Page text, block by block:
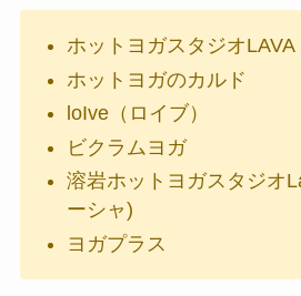
ホットヨガスタジオLAVA
ホットヨガのカルド
loIve（ロイブ）
ビクラムヨガ
溶岩ホットヨガスタジオ
ーシャ)
ヨガプラス